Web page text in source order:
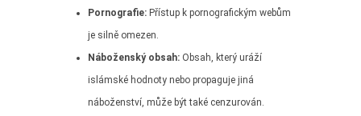
Pornografie: Přístup k pornografickým webům
je silně omezen.
Náboženský obsah: Obsah, který uráží
islámské hodnoty nebo propaguje jiná
náboženství, může být také cenzurován.